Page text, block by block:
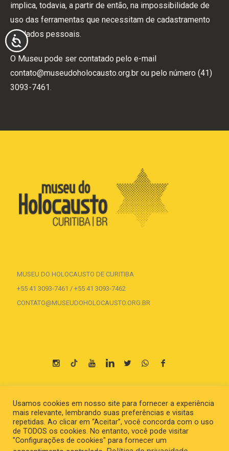
ACESSIBILIDADE
implica, todavia, a partir de então, na impossibilidade de
uso das ferramentas que necessitam de cadastramento
de dados pessoais.
O Museu pode ser contatado pelo e-mail
contato@museudoholocausto.org.brou pelo número (41)
3093-7461.
MUSEU DO HOLOCAUSTO DE CURITIBA
+55 41 3093-7461 / +55 41 3093-7462
CONTATO@MUSEUDOHOLOCAUSTO.ORG.BR
Parceria
Usamos cookies em nosso site para fornecer a experiência
mais relevante, lembrando suas preferências e visitas
repetidas. Ao clicar em “Aceitar”, você concorda com o uso
de TODOS os cookies. No entanto, você pode visitar
"Configurações de cookies" para fornecer um